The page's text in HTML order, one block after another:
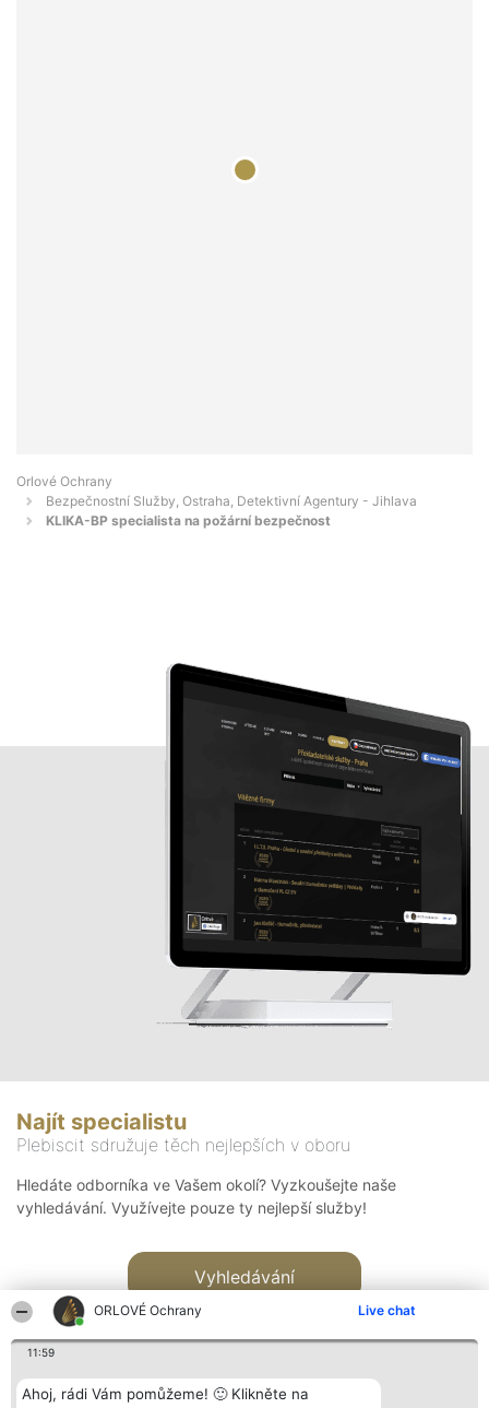
ORLOVÉ Ochrany Live chat
11:59
Ahoj, rádi Vám pomůžeme! 🙂 Klikněte na
Orlové Ochrany
Bezpečnostní Služby, Ostraha, Detektivní Agentury - Jihlava
KLIKA-BP specialista na požární bezpečnost
Najít specialistu
Plebiscit sdružuje těch nejlepších v oboru
Hledáte odborníka ve Vašem okolí? Vyzkoušejte naše
vyhledávání. Využívejte pouze ty nejlepší služby!
Vyhledávání